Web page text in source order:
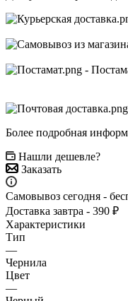
-
Более подробная
Нашли дешевле?
Заказать
Самовывоз сегодня -
Доставка завтра - 390 ₽
Характеристики
Тип
—
Чернила
Цвет
—